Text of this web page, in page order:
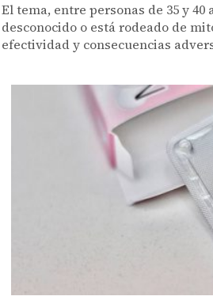
El tema, entre personas de 35 y 40
desconocido o está rodeado de
efectividad y consecuencias